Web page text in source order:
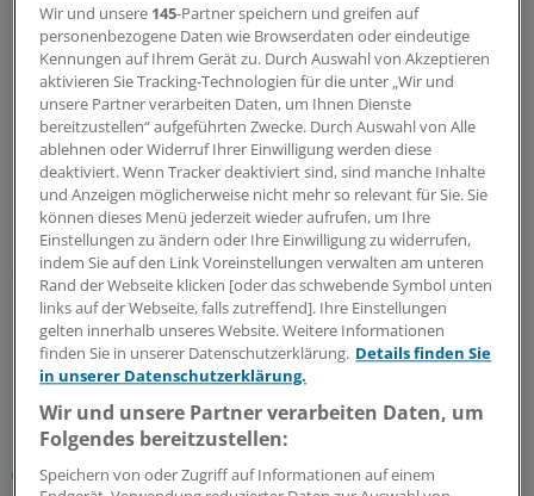
Kunden die von ihnen verwendeten Markenprodukte
demnach mit "ausreichend"; nur vier von elf Marken
hätten ein befriedigendes Gesamturteil erreicht. Am
kritischsten wird die Wirksamkeit gesehen: Rund 61
Prozent geben zur Wirkung ihres Diätprodukts kein
positives Urteil ab; sehr zufrieden sind hiermit nicht
einmal sechs Prozent der Befragten.
Bei aller Kritik bewerte die Mehrheit der Kunden aber
sowohl das Markenimage als auch den Bereich
Information und Aufklärung der Hersteller positiv.
0
Schlagworte:
Arzt und Patient Rezepte & Co. Unternehmen
Wir und unsere 145-Partner speichern und greifen auf
personenbezogene Daten wie Browserdaten oder eindeutige
Kennungen auf Ihrem Gerät zu. Durch Auswahl von Akzeptieren
aktivieren Sie Tracking-Technologien für die unter „Wir und
unsere Partner verarbeiten Daten, um Ihnen Dienste
bereitzustellen“ aufgeführten Zwecke. Durch Auswahl von Alle
ablehnen oder Widerruf Ihrer Einwilligung werden diese
deaktiviert. Wenn Tracker deaktiviert sind, sind manche Inhalte
und Anzeigen möglicherweise nicht mehr so relevant für Sie. Sie
können dieses Menü jederzeit wieder aufrufen, um Ihre
Einstellungen zu ändern oder Ihre Einwilligung zu widerrufen,
indem Sie auf den Link Voreinstellungen verwalten am unteren
Rand der Webseite klicken [oder das schwebende Symbol unten
links auf der Webseite, falls zutreffend]. Ihre Einstellungen
gelten innerhalb unseres Website. Weitere Informationen
finden Sie in unserer Datenschutzerklärung. Details finden Sie
in unserer Datenschutzerklärung.
Wir und unsere Partner verarbeiten Daten, um
Folgendes bereitzustellen:
Speichern von oder Zugriff auf Informationen auf einem